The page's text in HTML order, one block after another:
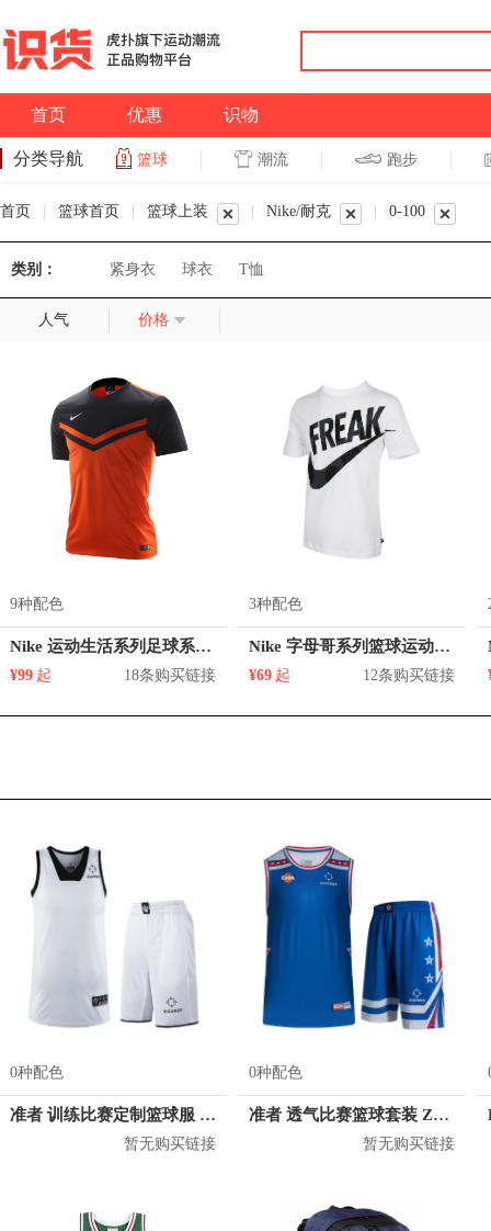
首页 优惠 识物
分类导航 篮球 潮流 跑步
首页 篮球首页 篮球上装 Nike/耐克 0-100
类别： 紧身衣 球衣 T恤
人气 价格
9种配色
Nike 运动生活系列足球系列Dri-FIT撞色圆领短袖T恤 608023
¥99 起 18条购买链接
3种配色
Nike 字母哥系列篮球运动恤衫圆领上衣短袖快干透气T恤 DJ1565
¥69 起 12条购买链接
0种配色
准者 训练比赛定制篮球服 Z17110105
暂无购买链接
0种配色
准者 透气比赛篮球套装 Z118210177
暂无购买链接